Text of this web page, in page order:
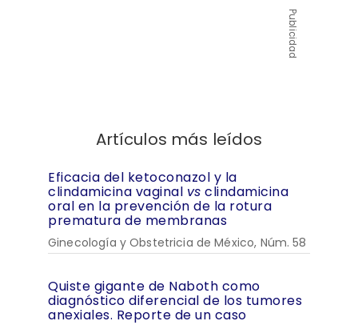
Publicidad
Artículos más leídos
Eficacia del ketoconazol y la
clindamicina vaginal vs clindamicina
oral en la prevención de la rotura
prematura de membranas
Ginecología y Obstetricia de México, Núm. 58
Quiste gigante de Naboth como
diagnóstico diferencial de los tumores
anexiales. Reporte de un caso